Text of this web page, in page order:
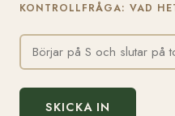
KONTROLLFRÅGA: VAD
SKICKA IN